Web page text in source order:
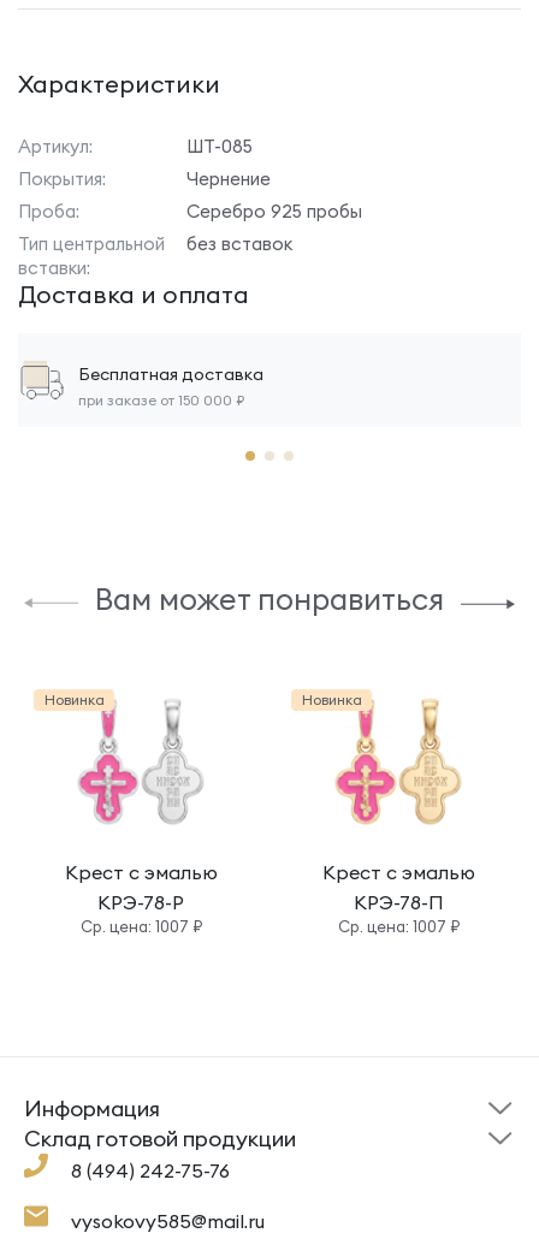
Характеристики
Артикул:
ШТ-085
Покрытия:
Чернение
Проба:
Серебро 925 пробы
Тип центральной
вставки:
без вставок
Доставка и оплата
Бесплатная доставка
при заказе от 150 000 ₽
Вам может понравиться
Новинка
Крест с эмалью
КРЭ-78-Р
Cр. цена: 1007 ₽
Новинка
Крест с эмалью
КРЭ-78-П
Cр. цена: 1007 ₽
8 (494) 242-75-76
vysokovy585@mail.ru
Информация
Склад готовой
продукции
Под заказ
О компании
Помощь
Cклад готовой продукции
Кресты
Кольца
Подвески
Ложки
Крестильные наборы